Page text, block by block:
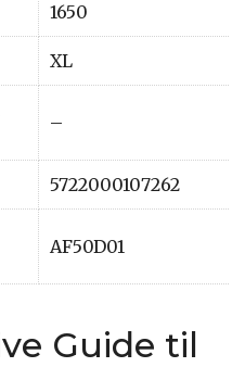
1650
XL
–
5722000107262
AF50D01
Guide til